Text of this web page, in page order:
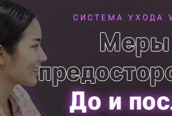
СИСТЕМА УХОДА
Меры
До и